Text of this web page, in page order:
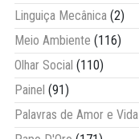
Linguiça Mecânica (2)
Meio Ambiente (116)
Olhar Social (110)
Painel (91)
Palavras de Amor e Vida